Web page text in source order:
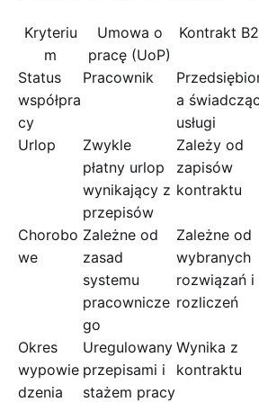
Kryteriu
m
Umowa o
pracę (UoP)
Kontrakt
Status
współpra
cy
Pracownik
a
usługi
Urlop
Zwykle
płatny urlop
wynikający z
przepisów
Zależy od
zapisów
kontraktu
Chorobo
we
Zależne od
zasad
systemu
pracownicze
go
Zależne od
wybranych
rozwiązań i
rozliczeń
Okres
wypowie
dzenia
Uregulowany
przepisami i
stażem pracy
Wynika z
kontraktu